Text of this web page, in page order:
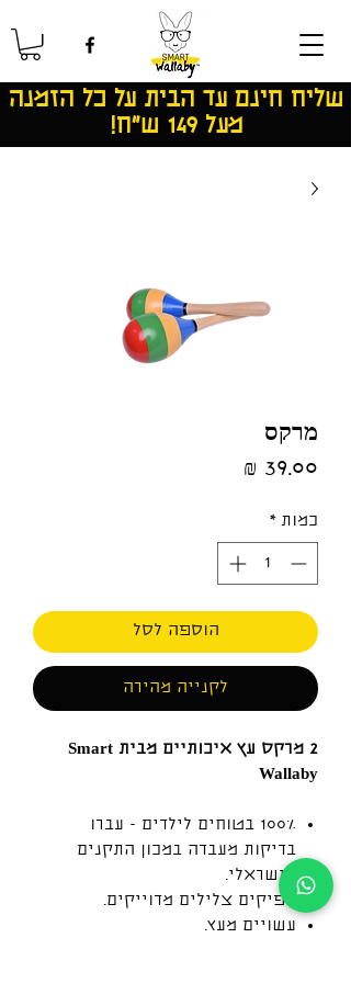
שליח חינם עד הבית על כל הזמנה
מעל 149 ש"ח!
מרקס
כמות *
הוספה לסל
לקנייה מהירה
2 מרקס עץ איכותיים מבית Smart
Wallaby
100% בטוחים לילדים - עברו
בדיקות מעבדה במכון התקנים
הישראלי.
מפיקים צלילים מדוייקים.
עשויים מעץ.